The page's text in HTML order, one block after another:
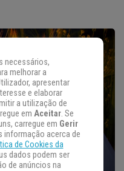
necessários,
melhorar a
apresentar
e elaborar
a utilização de
em Aceitar. Se
carregue em Gerir
informação acerca de
de Cookies da
dados podem ser
de anúncios na